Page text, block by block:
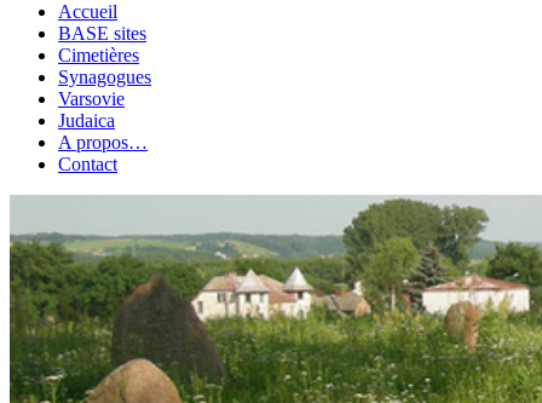
Accueil
BASE sites
Cimetières
Synagogues
Varsovie
Judaica
A propos…
Contact